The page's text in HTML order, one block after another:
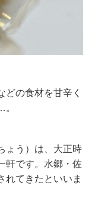
どの食材を甘辛く
ょう）は、大正時
軒です。水郷・佐
れてきたといいま